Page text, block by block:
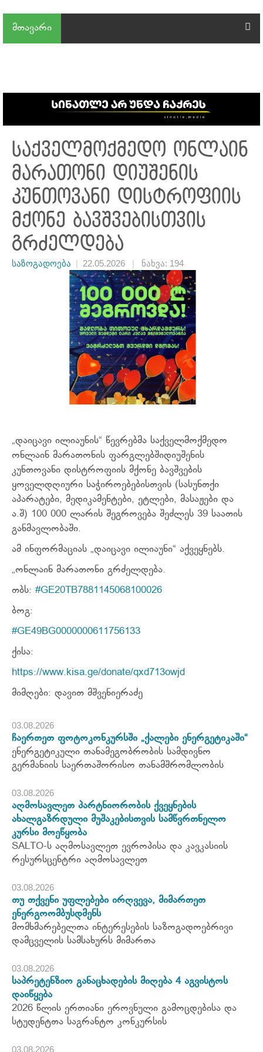
მთავარი
საქველმოქმედო ონლაინ
მარათონი დიუშენის
კუნთოვანი დისტროფიის
მქონე ბავშვებისთვის
გრძელდება
საზოგადოება 22.05.2026 ნახვა: 194
„დაიცავი ილიაუნის“ წევრებმა საქველმოქმედო
ონლაინ მარათონის ფარგლებშიდიუშენის
კუნთოვანი დისტროფიის მქონე ბავშვების
ყოველდღიური საჭიროებებისთვის (სასუნთქი
აპარატები, მედიკამენტები, ეტლები, მასაჟები და
ა.შ) 100 000 ლარის შეგროვება შეძლეს 39 საათის
განმავლობაში.
ამ ინფორმაციას „დაიცავი ილიაუნი“ აქვეყნებს.
„ონლაინ მარათონი გრძელდება.
თბს: #GE20TB7881145068100026
ბოგ:
#GE49BG0000000611756133
ქისა:
https://www.kisa.ge/donate/qxd713owjd
მიმღები: დავით მშვენიერაძე
03.08.2026
ჩაერთეთ ფოტოკონკურსში „ქალები ენერგეტიკაში“
ენერგეტიკული თანამეგობრობის სამდივნო
გერმანიის საერთაშორისო თანამშრომლობის
03.08.2026
აღმოსავლეთ პარტნიორობის ქვეყნების
ახალგაზრდული მუშაკებისთვის სამწვრთნელო
კურსი მოეწყობა
SALTO-ს აღმოსავლეთ ევროპისა და კავკასიის
რესურსცენტრი აღმოსავლეთ
03.08.2026
თუ თქვენი უფლებები ირღვევა, მიმართეთ
ენერგოომბუსდმენს
მომხმარებელთა ინტერესების საზოგადოებრივი
დამცველის სამსახურს მიმართა
03.08.2026
საპრეტენზიო განაცხადების მიღება 4 აგვისტოს
დაიწყება
2026 წლის ერთიანი ეროვნული გამოცდებისა და
სტუდენტთა საგრანტო კონკურსის
03.08.2026